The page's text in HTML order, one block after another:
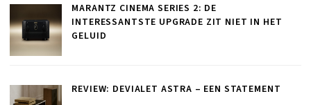
MARANTZ CINEMA SERIES 2: DE
INTERESSANTSTE UPGRADE ZIT NIET IN HET
GELUID
REVIEW: DEVIALET ASTRA – EEN STATEMENT